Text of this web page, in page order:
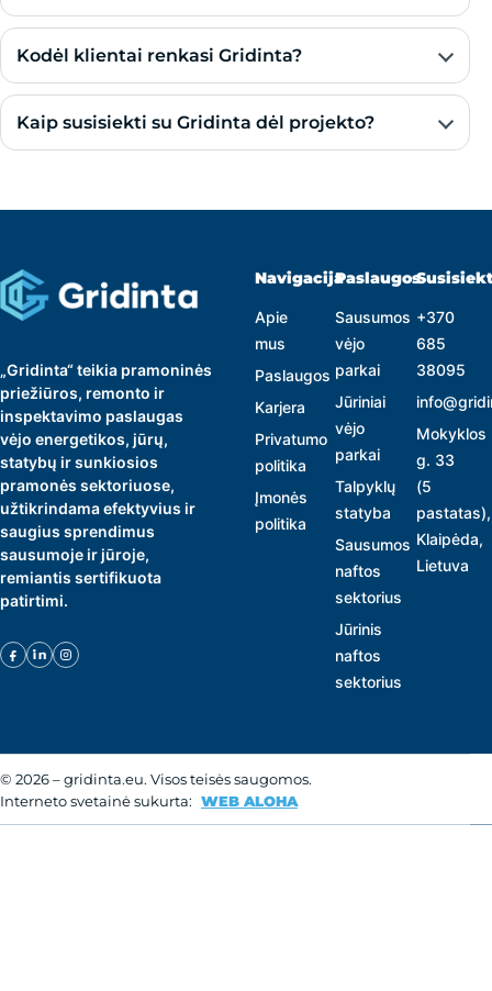
Kodėl klientai renkasi Gridinta?
Kaip susisiekti su Gridinta dėl projekto?
„Gridinta“ teikia pramoninės
priežiūros, remonto ir
inspektavimo paslaugas
vėjo energetikos, jūrų,
statybų ir sunkiosios
pramonės sektoriuose,
užtikrindama efektyvius ir
saugius sprendimus
sausumoje ir jūroje,
remiantis sertifikuota
patirtimi.
Navigacija
Apie
mus
Paslaugos
Karjera
Privatumo
politika
Įmonės
politika
Paslaugos
Sausumos
vėjo
parkai
Jūriniai
vėjo
parkai
Talpyklų
statyba
Sausumos
naftos
sektorius
Jūrinis
naftos
sektorius
+370
685
38095
Mokyklos
g. 33
(5
pastatas),
Klaipėda,
Lietuva
© 2026 – gridinta.eu. Visos teisės saugomos.
Interneto svetainė sukurta: WEB ALOHA